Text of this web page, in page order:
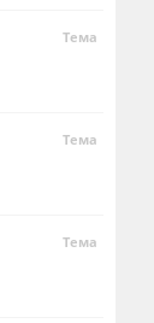
Тема
Тема
Тема